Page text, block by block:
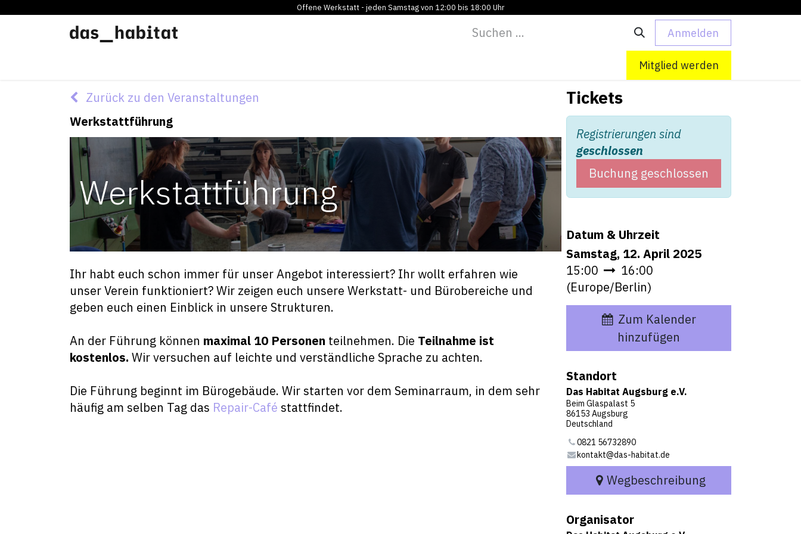
Offene Werkstatt - jeden Samstag von 12:00 bis 18:00 Uhr
Anmelden
Mitglied werden
Zurück zu den Veranstaltungen
Werkstattführung
Werkstattführung
Ihr habt euch schon immer für unser Angebot interessiert? Ihr wollt erfahren wie
unser Verein funktioniert? Wir zeigen euch unsere Werkstatt- und Bürobereiche und
geben euch einen Einblick in unsere Strukturen.
An der Führung können maximal 10 Personen teilnehmen. Die Teilnahme ist
kostenlos. Wir versuchen auf leichte und verständliche Sprache zu achten.
Die Führung beginnt im Bürogebäude. Wir starten vor dem Seminarraum, in dem sehr
häufig am selben Tag das Repair-Café stattfindet.
Tickets
Registrierungen sind
geschlossen
Buchung geschlossen
Datum & Uhrzeit
Samstag, 12. April 2025
15:00
16:00
(Europe/Berlin)
Zum Kalender
hinzufügen
Standort
Das Habitat Augsburg e.V.
Beim Glaspalast 5
86153 Augsburg
Deutschland
0821 56732890
kontakt@das-habitat.de
Wegbeschreibung
Organisator